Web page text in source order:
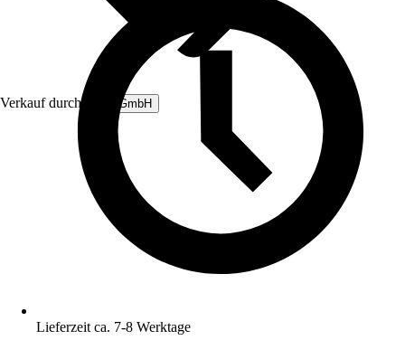
Verkauf durch: B&L GmbH
Lieferzeit ca. 7-8 Werktage